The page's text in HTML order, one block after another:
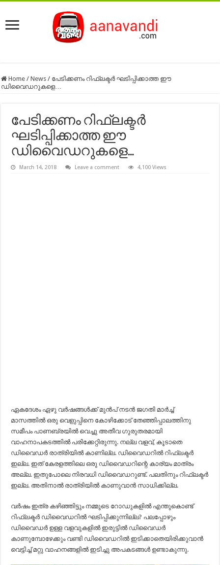
Home / News / പേടിക്കണം റിഫ്ലക്ടര്‍ ഘടിപ്പിക്കാത്ത ഈ
ഡിവൈഡറുകളെ…
പേടിക്കണം റിഫ്ലക്ടര്‍
ഘടിപ്പിക്കാത്ത ഈ
ഡിവൈഡറുകളെ…
March 14, 2018 Leave a comment 4,100 Views
ഏകദേശം ഏഴു വർഷങ്ങൾക്ക് മുൻപ് നടൻ ജഗതി മാർച്ച്
മാസത്തിൽ ഒരു വെളുപ്പിനെ കോഴിക്കോട് തേഞ്ഞിപ്പാലത്തിനു
സമീപം പാണബ്രയിൽ വെച്ചു അതീവ ഗുരുതരമായി
വാഹനാപകടത്തിൽ പരിക്കേറ്റിരുന്നു. നല്ല വളവ്, കൂടാതെ
ഡിവൈഡർ രാത്രിയിൽ കാണില്ല. ഡിവൈഡറിൽ റിഫ്ലക്ടർ
ഇല്ല. ഇത്‌ കേരളത്തിലെ ഒരു ഡിവൈഡറിന്റെ കാര്യം മാത്രം
അല്ല. ഇതുപോലെ നിരവധി ഡിവൈഡറുണ്ട്. പലതിനും റിഫ്ലക്ടർ
ഇല്ല. അതിനാൽ രാത്രിയിൽ കാണുവാൻ സാധിക്കില്ല.
വർഷം ഇത്ര കഴിഞ്ഞിട്ടും നമ്മുടെ റോഡുകളിൽ എന്തുകൊണ്ട്
റിഫ്ലക്ടർ ഡിവൈഡറിൽ ഘടിപ്പിക്കുന്നില്ല? പലപ്പോഴും
ഡിവൈഡർ ഉള്ള വളവുകളിൽ ഇരുട്ടിൽ ഡിവൈഡർ
കാണുമ്പോഴേക്കും വണ്ടി ഡിവൈഡറിൽ ഇടിക്കാതെയിരിക്കുവാൻ
വെട്ടിച്ച് മറ്റു വാഹനങ്ങളിൽ ഇടിച്ചു അപകടങ്ങൾ ഉണ്ടാകുന്നു.